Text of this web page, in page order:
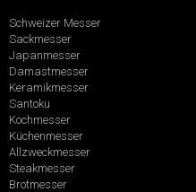
Schweizer Messer
Sackmesser
Japanmesser
Damastmesser
Keramikmesser
Santoku
Kochmesser
Küchenmesser
Allzweckmesser
Steakmesser
Brotmesser